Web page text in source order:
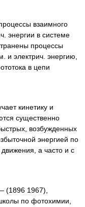
взаимного
энергии в системе
процессы
и электрич. энергию,
в цепи
кинетику и
существенно
возбужденных
энергией по
а часто и с
(1896 1967),
по фотохимии,